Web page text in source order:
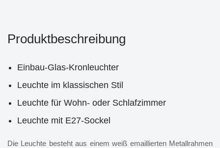
Produktbeschreibung
Einbau-Glas-Kronleuchter
Leuchte im klassischen Stil
Leuchte für Wohn- oder Schlafzimmer
Leuchte mit E27-Sockel
Die Leuchte besteht aus einem weiß emaillierten Metallrahmen